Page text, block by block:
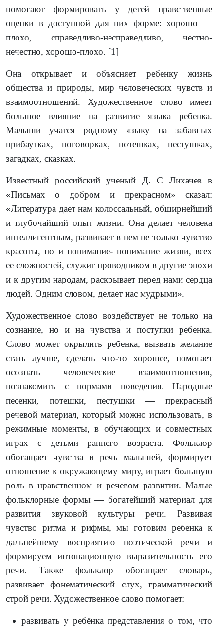
помогают формировать у детей нравственные
оценки в доступной для них форме: хорошо —
плохо, справедливо-несправедливо, честно-
нечестно, хорошо-плохо. [1]
Она открывает и объясняет ребенку жизнь
общества и природы, мир человеческих чувств и
взаимоотношений. Художественное слово имеет
большое влияние на развитие языка ребенка.
Малыши учатся родному языку на забавных
прибаутках, поговорках, потешках, пестушках,
загадках, сказках.
Известный российский ученый Д. С Лихачев в
«Письмах о добром и прекрасном» сказал:
«Литература дает нам колоссальный, обширнейший
и глубочайший опыт жизни. Она делает человека
интеллигентным, развивает в нем не только чувство
красоты, но и понимание- понимание жизни, всех
ее сложностей, служит проводником в другие эпохи
и к другим народам, раскрывает перед нами сердца
людей. Одним словом, делает нас мудрыми».
Художественное слово воздействует не только на
сознание, но и на чувства и поступки ребенка.
Слово может окрылить ребенка, вызвать желание
стать лучше, сделать что-то хорошее, помогает
осознать человеческие взаимоотношения,
познакомить с нормами поведения. Народные
песенки, потешки, пестушки — прекрасный
речевой материал, который можно использовать, в
режимные моменты, в обучающих и совместных
играх с детьми раннего возраста. Фольклор
обогащает чувства и речь малышей, формирует
отношение к окружающему миру, играет большую
роль в нравственном и речевом развитии. Малые
фольклорные формы — богатейший материал для
развития звуковой культуры речи. Развивая
чувство ритма и рифмы, мы готовим ребенка к
дальнейшему восприятию поэтической речи и
формируем интонационную выразительность его
речи. Также фольклор обогащает словарь,
развивает фонематический слух, грамматический
строй речи. Художественное слово помогает:
развивать у ребёнка представления о том, что